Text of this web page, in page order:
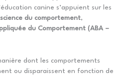
canine s’appuient sur les
science du comportement,
du Comportement (ABA –
dont les comportements
ou disparaissent en fonction de